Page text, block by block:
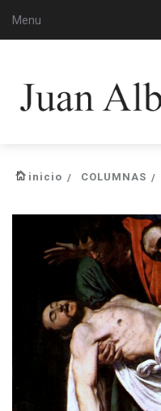
Menu
inicio COLUMNAS